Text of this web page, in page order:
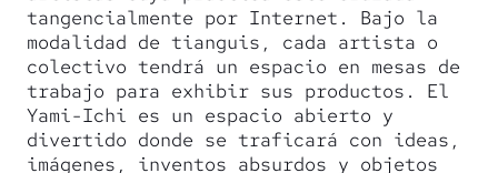
tangencialmente por Internet. Bajo la
modalidad de tianguis, cada artista o
colectivo tendrá un espacio en mesas de
trabajo para exhibir sus productos. El
Yami-Ichi es un espacio abierto y
divertido donde se traficará con ideas,
imágenes, inventos absurdos y objetos